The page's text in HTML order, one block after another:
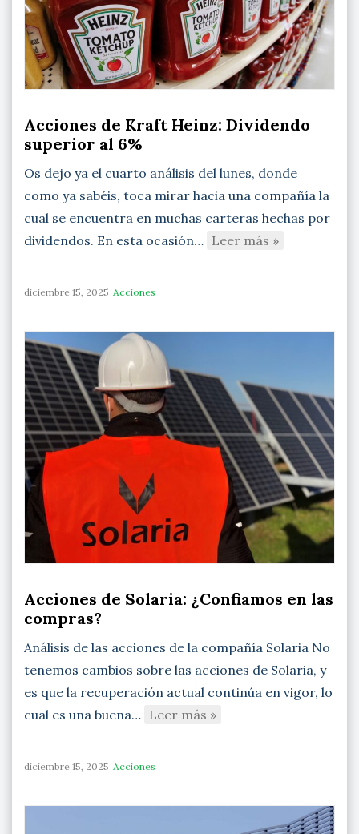
Acciones de Kraft Heinz: Dividendo
superior al 6%
Os dejo ya el cuarto análisis del lunes, donde
como ya sabéis, toca mirar hacia una compañía la
cual se encuentra en muchas carteras hechas por
dividendos. En esta ocasión… Leer más »
diciembre 15, 2025 Acciones
Acciones de Solaria: ¿Confiamos en las
compras?
Análisis de las acciones de la compañía Solaria No
tenemos cambios sobre las acciones de Solaria, y
es que la recuperación actual continúa en vigor, lo
cual es una buena… Leer más »
diciembre 15, 2025 Acciones